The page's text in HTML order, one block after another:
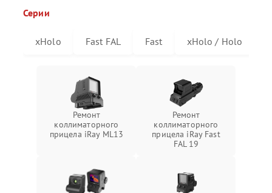
Серии
xHolo Fast FAL Fast xHolo / Holo
Ремонт
коллиматорного
прицела iRay ML13
Ремонт
коллиматорного
прицела iRay Fast
FAL 19